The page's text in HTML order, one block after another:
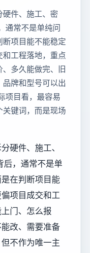
硬件、施工、密
通常不是单纯问
项目能不能稳定
工程落地，重点
多久能做完、旧
牌和型号可以出
项目看，最容易
键词，而是现场
硬件、施工、
后，通常不是单
在判断项目能
项目成交和工
门、怎么报
改、需要准备
不作为唯一主